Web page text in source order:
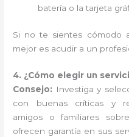
batería o la tarjeta
Si no te sientes cómodo
mejor es acudir a un
4. ¿Cómo elegir un
Consejo: Investiga y
con buenas críticas y
amigos o familiares
ofrecen garantía en sus